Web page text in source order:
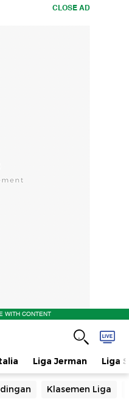
CLOSE AD
WITH CONTENT
Liga Jerman Liga
Klasemen Liga